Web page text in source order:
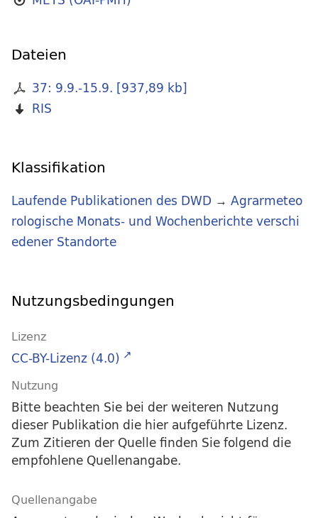
Dateien
37: 9.9.-15.9. [937,89 kb]
RIS
Klassifikation
Laufende Publikationen des DWD → Agrarmeteo
rologische Monats- und Wochenberichte verschi
edener Standorte
Nutzungsbedingungen
Lizenz
CC-BY-Lizenz (4.0)
Nutzung
Bitte beachten Sie bei der weiteren Nutzung
dieser Publikation die hier aufgeführte Lizenz.
Zum Zitieren der Quelle finden Sie folgend die
empfohlene Quellenangabe.
Quellenangabe